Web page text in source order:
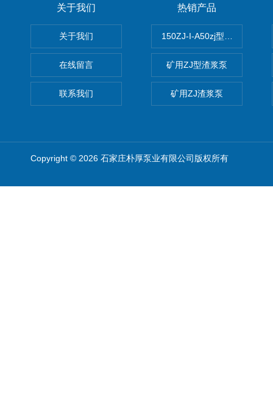
关于我们
关于我们
在线留言
联系我们
热销产品
150ZJ-I-A50zj型渣浆泵
矿用ZJ型渣浆泵
矿用ZJ渣浆泵
Copyright © 2026 石家庄朴厚泵业有限公司版权所有